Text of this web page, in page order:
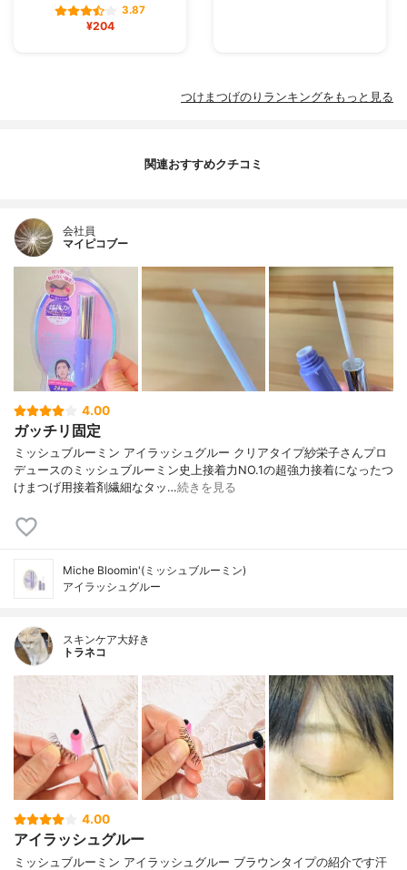
3.87
¥204
つけまつげのりランキングをもっと見る
関連おすすめクチコミ
会社員
マイピコブー
4.00
ガッチリ固定
ミッシュブルーミン アイラッシュグルー クリアタイプ紗栄子さんプロ
デュースのミッシュブルーミン史上接着力NO.1の超強力接着になったつ
けまつげ用接着剤繊細なタッ…続きを見る
Miche Bloomin'(ミッシュブルーミン)
アイラッシュグルー
スキンケア大好き
トラネコ
4.00
アイラッシュグルー
ミッシュブルーミン アイラッシュグルー ブラウンタイプの紹介です汗